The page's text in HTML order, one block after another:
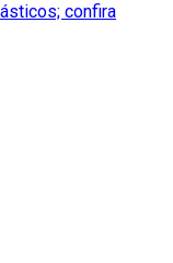
confira